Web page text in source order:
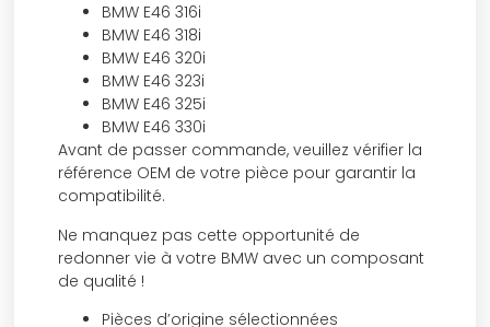
BMW E46 316i
BMW E46 318i
BMW E46 320i
BMW E46 323i
BMW E46 325i
BMW E46 330i
Avant de passer commande, veuillez vérifier la
référence OEM de votre pièce pour garantir la
compatibilité.
Ne manquez pas cette opportunité de
redonner vie à votre BMW avec un composant
de qualité !
Pièces d’origine sélectionnées